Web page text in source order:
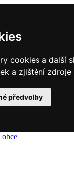
cookies a další
a zjištění zdroje
předvolby
obce